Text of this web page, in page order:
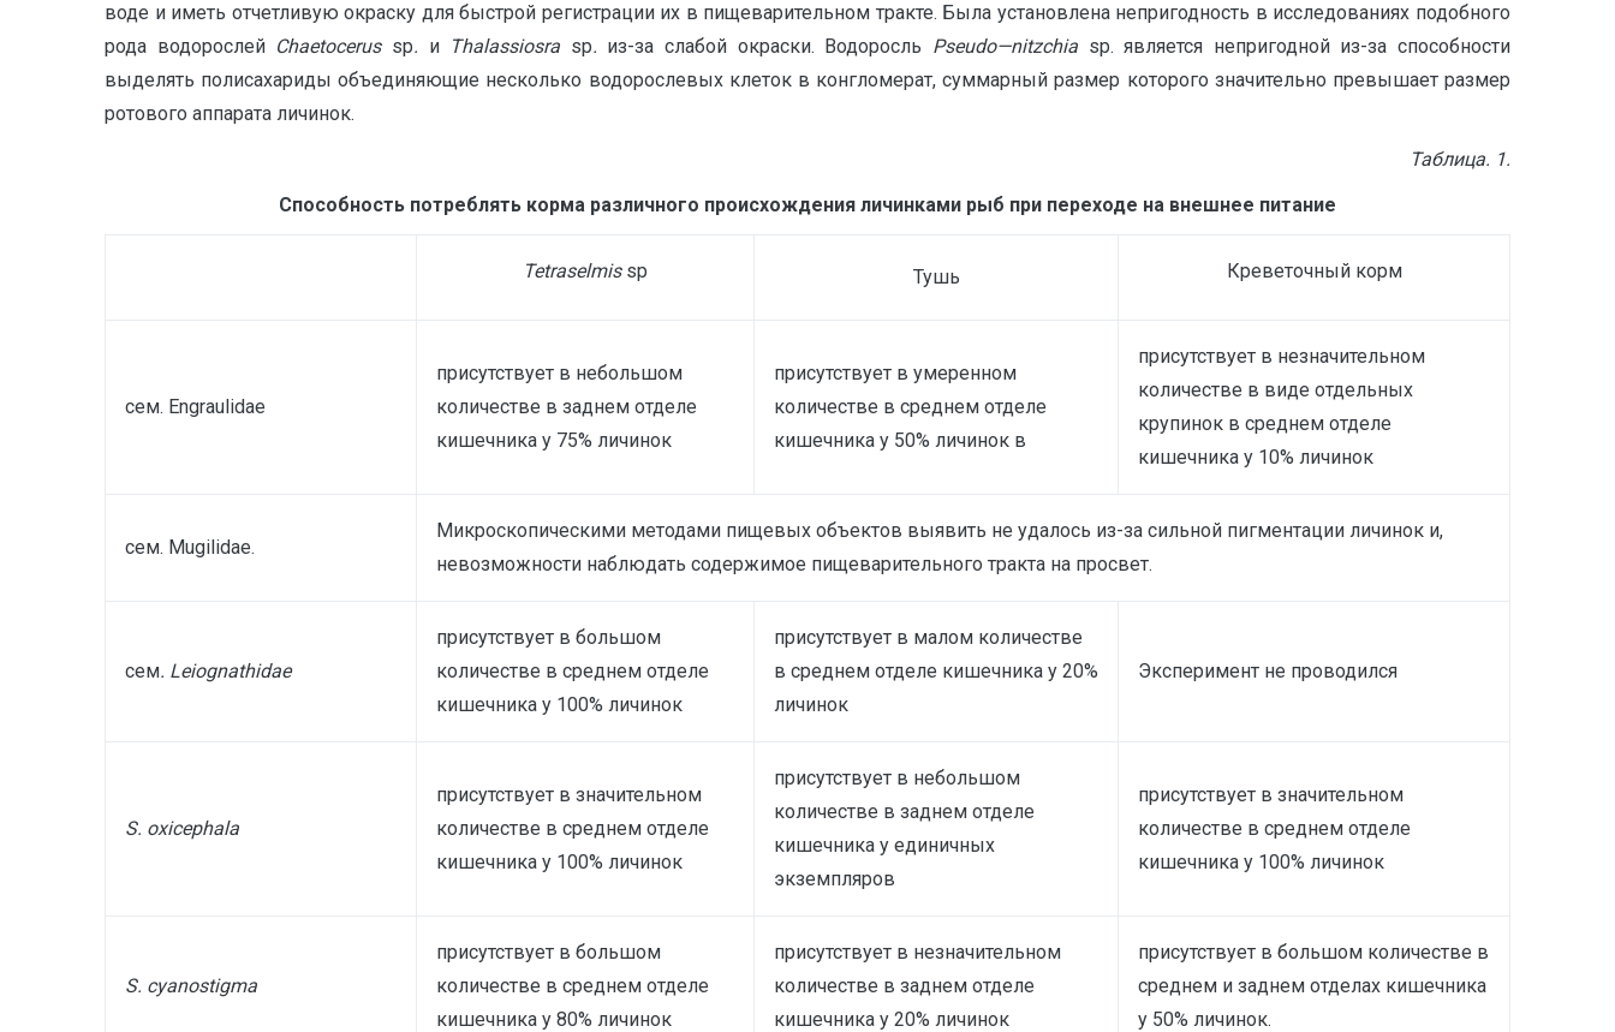
воде и иметь отчетливую окраску для быстрой регистрации их в пищеварительном тракте. Была установлена непригодность в исследованиях подобного
рода водорослей Chaetocerussp. и Thalassiosra sp. из-за слабой окраски. Водоросль Pseudo—nitzchiasp. является непригодной из-за способности
выделять полисахариды объединяющие несколько водорослевых клеток в конгломерат, суммарный размер которого значительно превышает размер
ротового аппарата личинок.
Таблица. 1.
Способность потреблять корма различного происхождения личинками рыб при переходе на внешнее питание
Tetraselmis sp Тушь Креветочный корм
сем. Engraulidae
присутствует в небольшом
количестве в заднем отделе
кишечника у 75% личинок
присутствует в умеренном
количестве в среднем отделе
кишечника у 50% личинок в
присутствует в незначительном
количестве в виде отдельных
крупинок в среднем отделе
кишечника у 10% личинок
сем. Mugilidae.
Микроскопическими методами пищевых объектов выявить не удалось из-за сильной пигментации личинок и,
невозможности наблюдать содержимое пищеварительного тракта на просвет.
сем. Leiognathidae
присутствует в большом
количестве в среднем отделе
кишечника у 100% личинок
присутствует в малом количестве
в среднем отделе кишечника у 20%
личинок
Эксперимент не проводился
S. oxicephala
присутствует в значительном
количестве в среднем отделе
кишечника у 100% личинок
присутствует в небольшом
количестве в заднем отделе
кишечника у единичных
экземпляров
присутствует в значительном
количестве в среднем отделе
кишечника у 100% личинок
S. cyanostigma
присутствует в большом
количестве в среднем отделе
кишечника у 80% личинок
присутствует в незначительном
количестве в заднем отделе
кишечника у 20% личинок
присутствует в большом количестве в
среднем и заднем отделах кишечника
у 50% личинок.